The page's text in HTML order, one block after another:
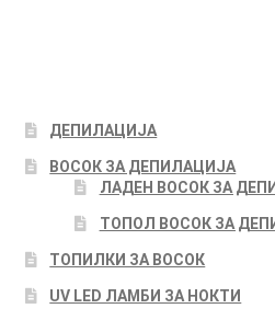
ДЕПИЛАЦИЈА
ВОСОК ЗА ДЕПИЛАЦИЈА
ЛАДЕН ВОСОК ЗА
ТОПОЛ ВОСОК ЗА
ТОПИЛКИ ЗА ВОСОК
UV LED ЛАМБИ ЗА НОКТИ